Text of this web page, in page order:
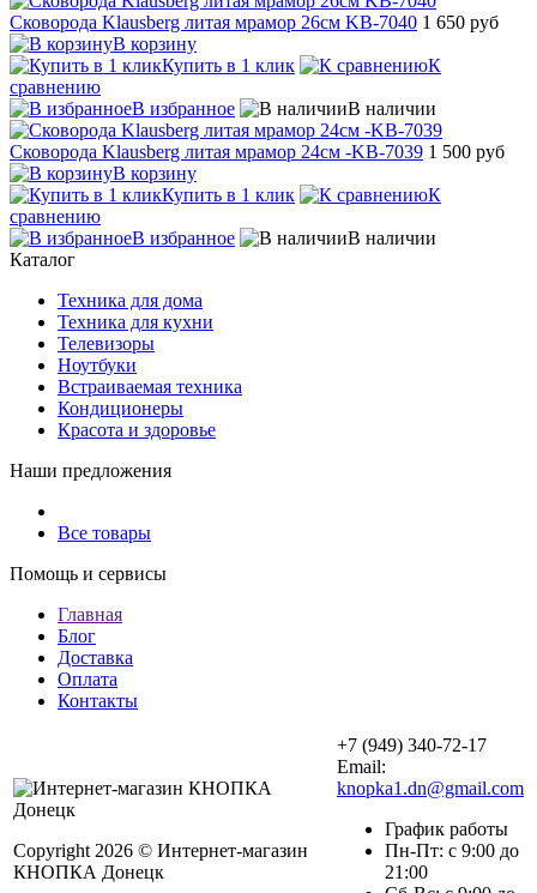
Сковорода Klausberg литая мрамор 26см KB-7040 1 650 руб
В корзину
Купить в 1 клик
К
сравнению
В избранное
В наличии
Сковорода Klausberg литая мрамор 24см -KB-7039 1 500 руб
В корзину
Купить в 1 клик
К
сравнению
В избранное
В наличии
Каталог
Техника для дома
Техника для кухни
Телевизоры
Ноутбуки
Встраиваемая техника
Кондиционеры
Красота и здоровье
Наши предложения
Все товары
Помощь и сервисы
Главная
Блог
Доставка
Оплата
Контакты
Copyright 2026 © Интернет-магазин
КНОПКА Донецк
+7 (949) 340-72-17
Email:
knopka1.dn@gmail.com
График работы
Пн-Пт: с 9:00 до
21:00